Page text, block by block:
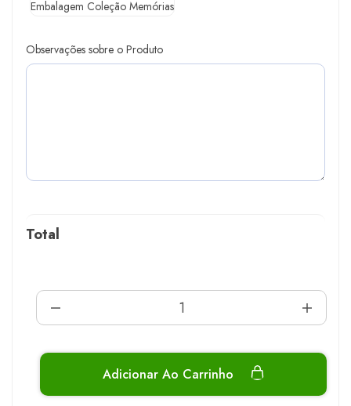
Embalagem Coleção Memórias
Observações sobre o Produto
Total
Adicionar Ao Carrinho